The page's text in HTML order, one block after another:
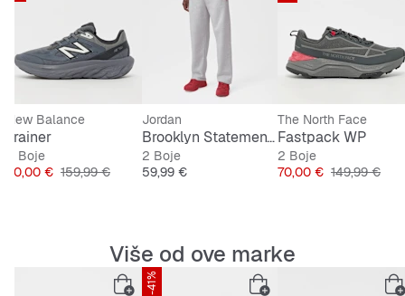
Izdržljivo i otporno na habanje
Protuklizna stabilnost zahvaljujući posebnom
potplatu
New Balance
Trainer
2 Boje
Cijena
90,00 € Originalna cijena
159,99 €
Jordan
Brooklyn Statement Fleece Open Hem Pant
2 Boje
Cijena
59,99 €
The North Face
Fastpack WP
2 Boje
Cijena
70,00 € Originalna
149,99 €
Više od ove marke
-41%